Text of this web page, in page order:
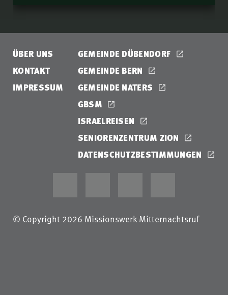
ÜBER UNS
KONTAKT
IMPRESSUM
GEMEINDE DÜBENDORF
GEMEINDE BERN
GEMEINDE NATERS
GBSM
ISRAELREISEN
SENIORENZENTRUM ZION
DATENSCHUTZBESTIMMUNGEN
© Copyright 2026 Missionswerk Mitternachtsruf